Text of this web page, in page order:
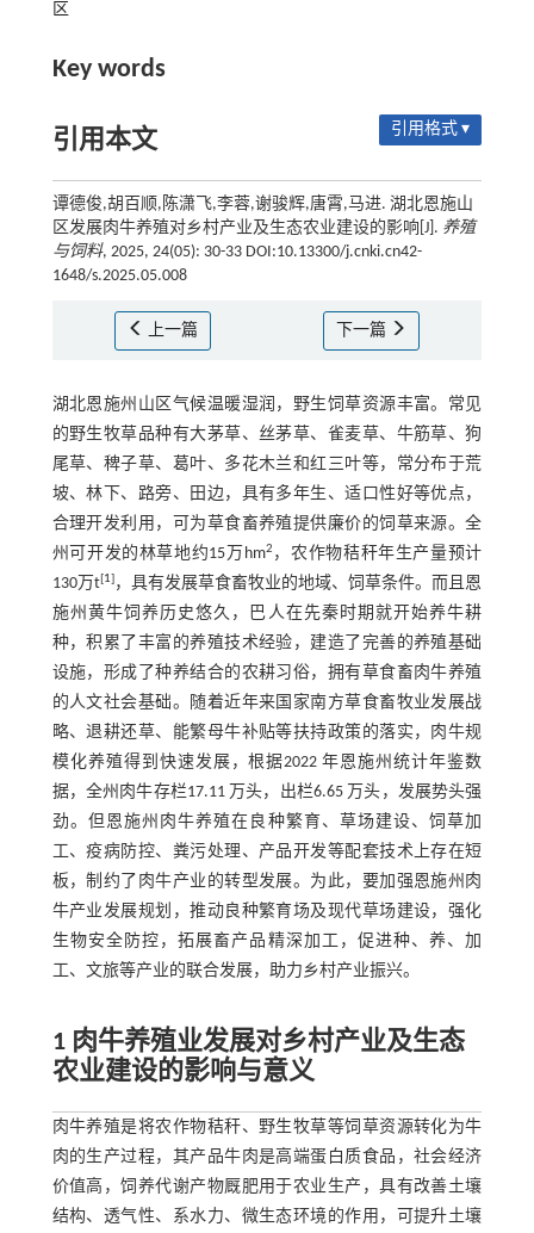
区
Key words
引用本文 引用格式 ▾
谭德俊,胡百顺,陈潇飞,李蓉,谢骏辉,唐霄,马进. 湖北恩施山
区发展肉牛养殖对乡村产业及生态农业建设的影响[J]. 养殖
与饲料, 2025, 24(05): 30-33 DOI:10.13300/j.cnki.cn42-
1648/s.2025.05.008
上一篇 下一篇
湖北恩施州山区气候温暖湿润，野生饲草资源丰富。常见
的野生牧草品种有大茅草、丝茅草、雀麦草、牛筋草、狗
尾草、稗子草、葛叶、多花木兰和红三叶等，常分布于荒
坡、林下、路旁、田边，具有多年生、适口性好等优点，
合理开发利用，可为草食畜养殖提供廉价的饲草来源。全
州可开发的林草地约15万hm2 ，农作物秸秆年生产量预计
130万t[1]，具有发展草食畜牧业的地域、饲草条件。而且恩
施州黄牛饲养历史悠久，巴人在先秦时期就开始养牛耕
种，积累了丰富的养殖技术经验，建造了完善的养殖基础
设施，形成了种养结合的农耕习俗，拥有草食畜肉牛养殖
的人文社会基础。随着近年来国家南方草食畜牧业发展战
略、退耕还草、能繁母牛补贴等扶持政策的落实，肉牛规
模化养殖得到快速发展，根据2022 年恩施州统计年鉴数
据，全州肉牛存栏17.11 万头，出栏6.65 万头，发展势头强
劲。但恩施州肉牛养殖在良种繁育、草场建设、饲草加
工、疫病防控、粪污处理、产品开发等配套技术上存在短
板，制约了肉牛产业的转型发展。为此，要加强恩施州肉
牛产业发展规划，推动良种繁育场及现代草场建设，强化
生物安全防控，拓展畜产品精深加工，促进种、养、加
工、文旅等产业的联合发展，助力乡村产业振兴。
1 肉牛养殖业发展对乡村产业及生态
农业建设的影响与意义
肉牛养殖是将农作物秸秆、野生牧草等饲草资源转化为牛
肉的生产过程，其产品牛肉是高端蛋白质食品，社会经济
价值高，饲养代谢产物厩肥用于农业生产，具有改善土壤
结构、透气性、系水力、微生态环境的作用，可提升土壤